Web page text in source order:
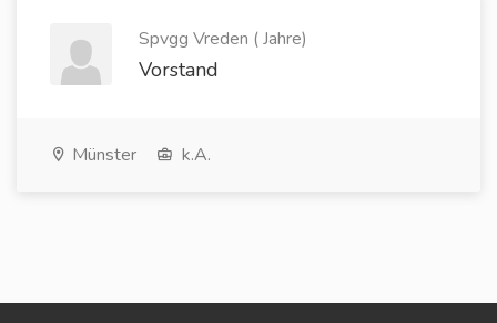
Spvgg Vreden ( Jahre)
Vorstand
Münster k.A.